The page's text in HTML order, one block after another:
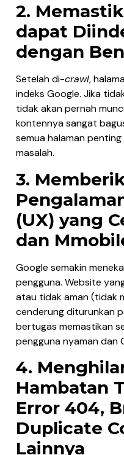
2.
dapat
dengan
Setelah di-crawl,
indeks Google. Jika
tidak akan pernah
kontennya sangat
semua halaman
masalah.
3.
(UX) yang
dan
Google semakin
pengguna. Website
atau tidak aman (tidak
cenderung diturunkan
bertugas memastikan
pengguna nyaman dan
4.
Hambatan
Error 404,
Duplicate
Lainnya